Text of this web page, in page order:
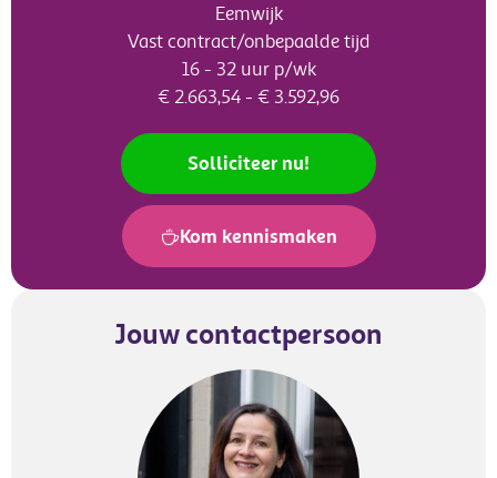
Eemwijk
Vast contract/onbepaalde tijd
16 - 32 uur p/wk
€ 2.663,54 - € 3.592,96
Solliciteer nu!
Kom kennismaken
Jouw contactpersoon